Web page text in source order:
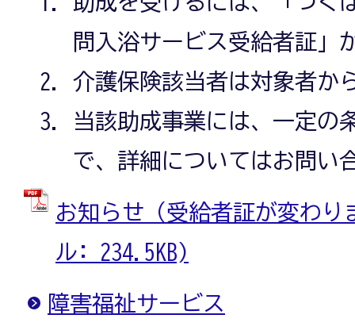
問入浴サービス受給者証」
介護保険該当者は対象者か
当該助成事業には、一定の
で、詳細についてはお問い
お知らせ（受給者証が変わり
ル: 234.5KB)
障害福祉サービス